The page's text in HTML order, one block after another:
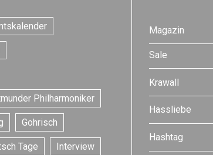
Philharmoniker
Gohrisch
Tage Interview
Magazin
Sale
Krawall
Hassliebe
Hashtag